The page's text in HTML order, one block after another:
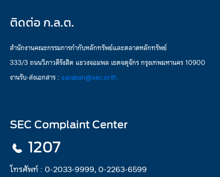
ติดต่อ ก.ล.ต.
สำนักงานคณะกรรมการกำกับหลักทรัพย์และตลาดหลักทรัพย์
333/3 ถนนวิภาวดีรังสิต แขวงจอมพล เขตจตุจักร กรุงเทพมหานคร 10900
งานรับ-ส่งเอกสาร : saraban@sec.or.th
SEC Complaint Center
1207
โทรศัพท์ : 0-2033-9999, 0-2263-6599